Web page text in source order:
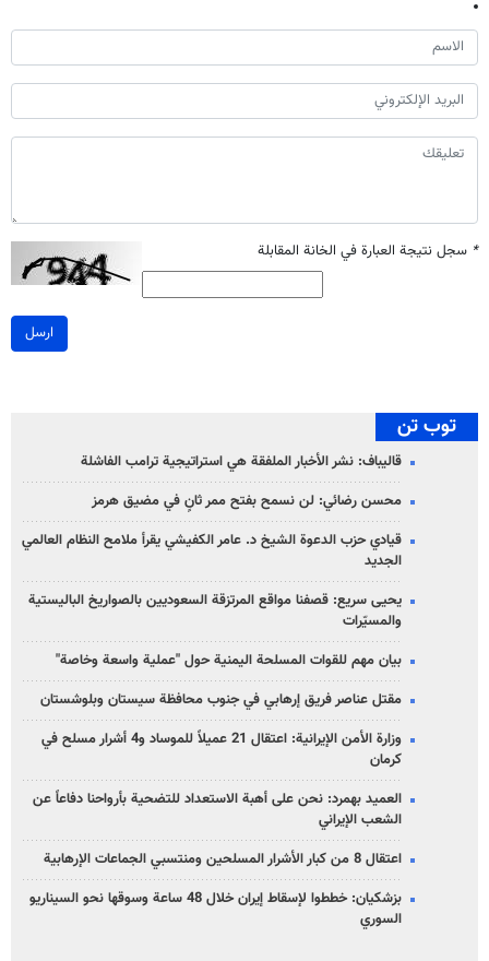
* سجل نتيجة العبارة في الخانة المقابلة
ارسل
توب تن
قاليباف: نشر الأخبار الملفقة هي استراتيجية ترامب الفاشلة
محسن رضائي: لن نسمح بفتح ممر ثانٍ في مضيق هرمز
قيادي حزب الدعوة الشيخ د. عامر الكفيشي يقرأ ملامح النظام العالمي
الجديد
يحيى سريع: قصفنا مواقع المرتزقة السعوديين بالصواريخ الباليستية
والمسيّرات
بيان مهم للقوات المسلحة اليمنية حول "عملية واسعة وخاصة"
مقتل عناصر فريق إرهابي في جنوب محافظة سيستان وبلوشستان
وزارة الأمن الإيرانية: اعتقال 21 عميلاً للموساد و4 أشرار مسلح في
كرمان
العميد بهمرد: نحن على أهبة الاستعداد للتضحية بأرواحنا دفاعاً عن
الشعب الإيراني
اعتقال 8 من كبار الأشرار المسلحين ومنتسبي الجماعات الإرهابية
بزشكيان: خططوا لإسقاط إيران خلال 48 ساعة وسوقها نحو السيناريو
السوري